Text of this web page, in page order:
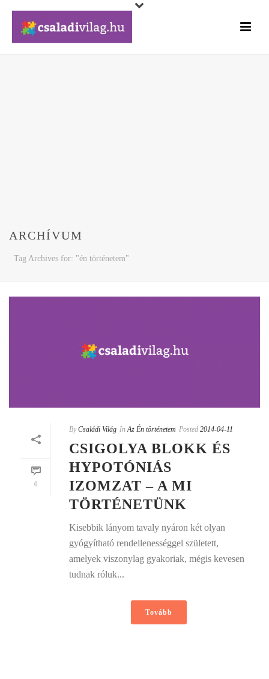
ARCHÍVUM
Tag Archives for: "én történetem"
0
By Családi Világ In Az Én történetem Posted 2014-04-11
CSIGOLYA BLOKK ÉS
HYPOTÓNIÁS
IZOMZAT – A MI
TÖRTÉNETÜNK
Kisebbik lányom tavaly nyáron két olyan
gyógyítható rendellenességgel született,
amelyek viszonylag gyakoriak, mégis kevesen
tudnak róluk...
Tovább